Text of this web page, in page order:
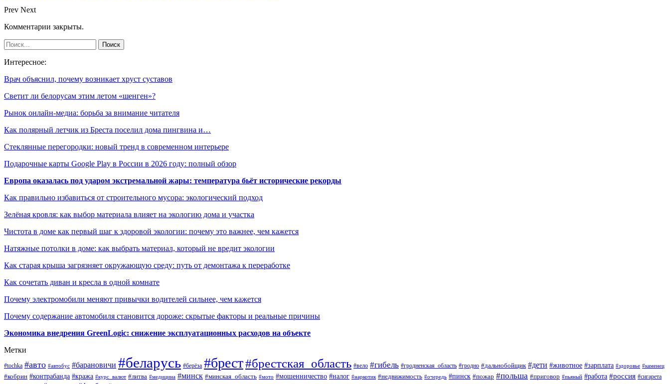
Prev Next
Комментарии закрыты.
Интересное:
Врач объяснил, почему возникает хруст суставов
Светит ли белорусам этим летом «шенген»?
Рынок онлайн-медиа: борьба за внимание читателя
Как полярный летчик из Бреста поселил дома пингвина и…
Стеклянные перегородки: новый тренд в современном интерьере
Подарочные карты Google Play в России в 2026 году: полный обзор
Европа оказалась под ударом экстремальной жары: температура бьёт исторические рекорды
Как правильно избавиться от строительного мусора: экологический подход
Зелёная кровля: как выбор материала влияет на экологию дома и участка
Чистота в доме как первый шаг к здоровой экологии: почему это важнее, чем кажется
Натяжные потолки в доме: как выбрать материал, который не вредит экологии
Как старая крыша загрязняет окружающую среду: путь от демонтажа к переработке
Как сочетать диван и кресла в одной комнате
Почему электромобили меняют привычки водителей сильнее, чем кажется
Почему содержание автомобиля становится дороже: скрытые факторы и реальные причины
Экономика внедрения GreenLogic: снижение эксплуатационных расходов на объекте
Метки
#tochka #авто #автобус #барановичи #беларусь #берёза #брест#брестская_область #вело #гибель #гродненская_область #гродно #дальнобойщик #дети #животное #зарплата #здоровье #каменец
#кобрин #контрабанда #кража #курс_валют #литва #медицина #минск #минская_область #мото #мошенничество #налог #наркотик #недвижимость #очередь #пинск #пожар #польша #приговор #пьяный #работа #россия #сигарета